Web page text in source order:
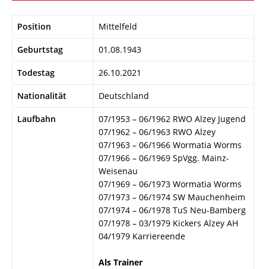
Position Mittelfeld
Geburtstag 01.08.1943
Todestag 26.10.2021
Nationalität Deutschland
Laufbahn
07/1953 – 06/1962 RWO Alzey Jugend
07/1962 – 06/1963 RWO Alzey
07/1963 – 06/1966 Wormatia Worms
07/1966 – 06/1969 SpVgg. Mainz-
Weisenau
07/1969 – 06/1973 Wormatia Worms
07/1973 – 06/1974 SW Mauchenheim
07/1974 – 06/1978 TuS Neu-Bamberg
07/1978 – 03/1979 Kickers Alzey AH
04/1979 Karriereende
Als Trainer